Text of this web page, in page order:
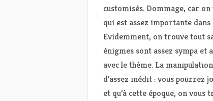
customisés. Dommage, car
qui est assez importante
Evidemment, on trouve tout
énigmes sont assez sympa et
avec le thème. La
d’assez inédit : vous pourrez
et qu’à cette époque, on